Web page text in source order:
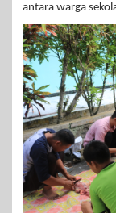
antara warga